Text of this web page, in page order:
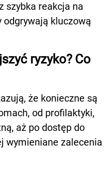
szybka reakcja na
kluczową
ryzyko? Co
że konieczne są
od profilaktyki,
aż po dostęp do
wymieniane zalecenia